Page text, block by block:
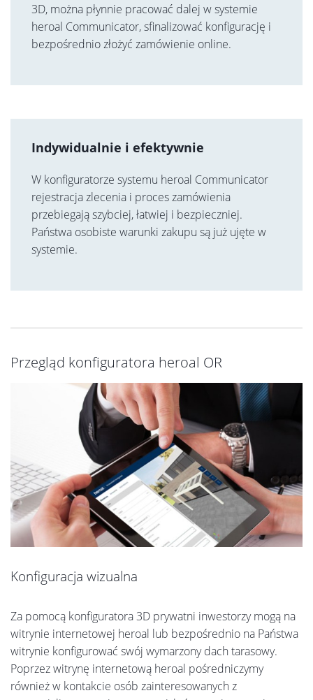
3D, można płynnie pracować dalej w systemie
heroal Communicator, sfinalizować konfigurację i
bezpośrednio złożyć zamówienie online.
Indywidualnie i efektywnie
W konfiguratorze systemu heroal Communicator
rejestracja zlecenia i proces zamówienia
przebiegają szybciej, łatwiej i bezpieczniej.
Państwa osobiste warunki zakupu są już ujęte w
systemie.
Przegląd konfiguratora heroal OR
Konfiguracja wizualna
Za pomocą konfiguratora 3D prywatni inwestorzy mogą na
witrynie internetowej heroal lub bezpośrednio na Państwa
witrynie konfigurować swój wymarzony dach tarasowy.
Poprzez witrynę internetową heroal pośredniczymy
również w kontakcie osób zainteresowanych z